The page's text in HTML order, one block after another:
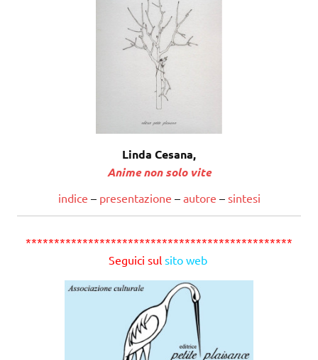
Linda Cesana,
Anime non solo vite
indice – presentazione – autore – sintesi
***********************************************
Seguici sul sito web